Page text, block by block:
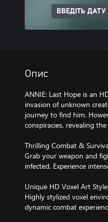
ВВЕДІТЬ
Опис
ANNIE: Last Hope is an
invasion of unknown
journey to find him.
conspiracies, revealing
Thrilling Combat &
Grab your weapon and
infected. Experience
Unique HD Voxel Art Style
Highly stylized voxel
dynamic combat